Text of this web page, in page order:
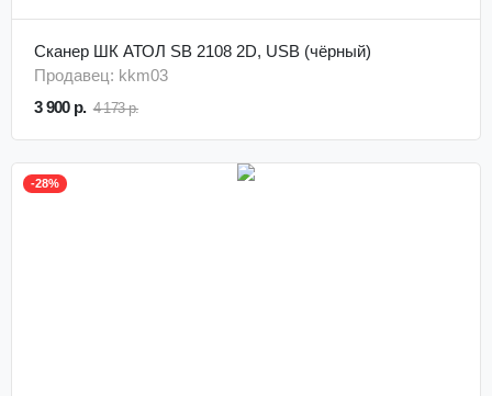
Сканер ШК АТОЛ SB 2108 2D, USB (чёрный)
Продавец: kkm03
3 900 р. 4 173 р.
-28%